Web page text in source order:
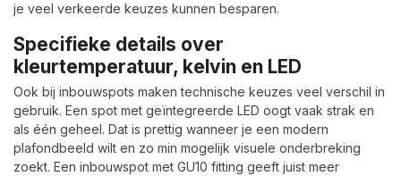
je veel verkeerde keuzes kunnen besparen.
Specifieke details over
kleurtemperatuur, kelvin en LED
Ook bij inbouwspots maken technische keuzes veel verschil in
gebruik. Een spot met geïntegreerde LED oogt vaak strak en
als één geheel. Dat is prettig wanneer je een modern
plafondbeeld wilt en zo min mogelijk visuele onderbreking
zoekt. Een inbouwspot met GU10 fitting geeft juist meer